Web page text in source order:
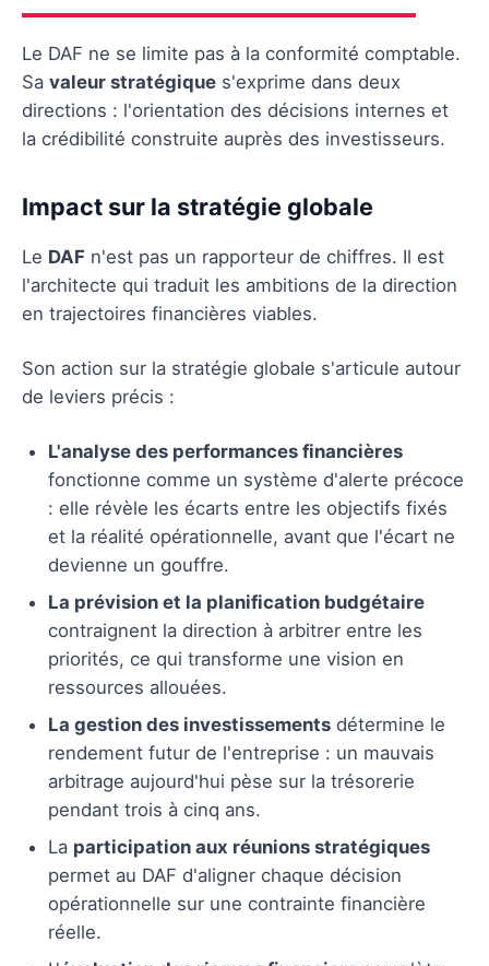
Le DAF ne se limite pas à la conformité comptable.
Sa valeur stratégique s'exprime dans deux
directions : l'orientation des décisions internes et
la crédibilité construite auprès des investisseurs.
Impact sur la stratégie globale
Le DAF n'est pas un rapporteur de chiffres. Il est
l'architecte qui traduit les ambitions de la direction
en trajectoires financières viables.
Son action sur la stratégie globale s'articule autour
de leviers précis :
L'analyse des performances financières
fonctionne comme un système d'alerte précoce
: elle révèle les écarts entre les objectifs fixés
et la réalité opérationnelle, avant que l'écart ne
devienne un gouffre.
La prévision et la planification budgétaire
contraignent la direction à arbitrer entre les
priorités, ce qui transforme une vision en
ressources allouées.
La gestion des investissements détermine le
rendement futur de l'entreprise : un mauvais
arbitrage aujourd'hui pèse sur la trésorerie
pendant trois à cinq ans.
La participation aux réunions stratégiques
permet au DAF d'aligner chaque décision
opérationnelle sur une contrainte financière
réelle.